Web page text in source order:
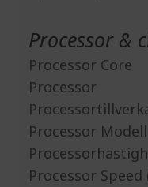
Processor &
Processor Core
Processor
Processor Modell
Processor